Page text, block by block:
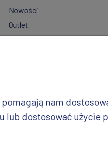
Nowości
Outlet
nam
lub dostosować